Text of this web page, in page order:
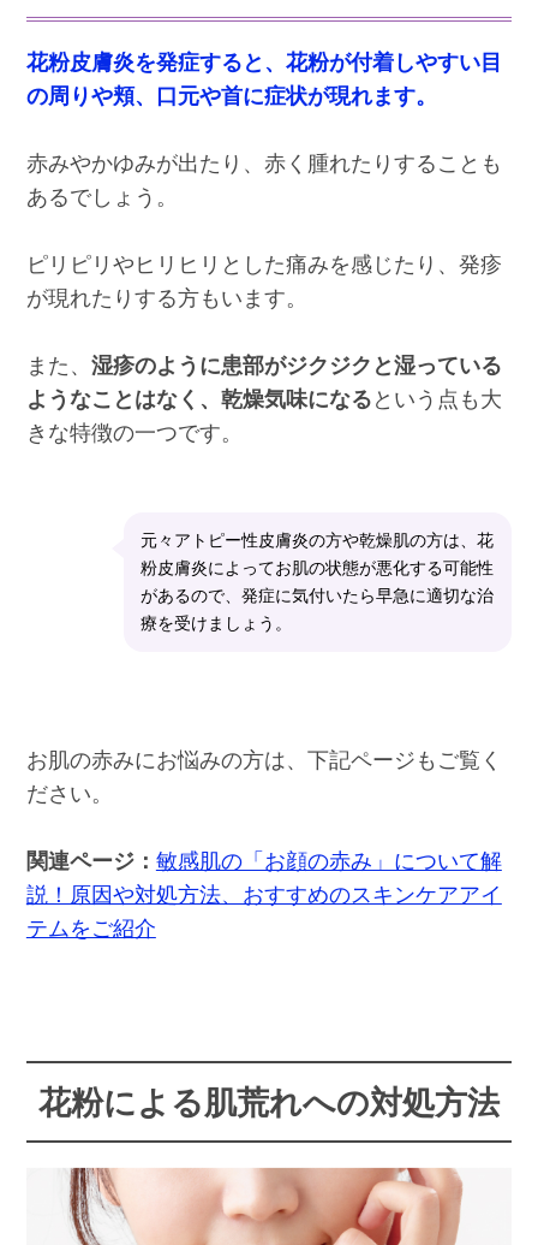
花粉皮膚炎を発症すると、花粉が付着しやすい目
の周りや頬、口元や首に症状が現れます。
赤みやかゆみが出たり、赤く腫れたりすることも
あるでしょう。
ピリピリやヒリヒリとした痛みを感じたり、発疹
が現れたりする方もいます。
また、 湿疹のように患部がジクジクと湿っている
ようなことはなく、乾燥気味になる という点も大
きな特徴の一つです。
元々アトピー性皮膚炎の方や乾燥肌の方は、花
粉皮膚炎によってお肌の状態が悪化する可能性
があるので、発症に気付いたら早急に適切な治
療を受けましょう。
お肌の赤みにお悩みの方は、下記ページもご覧く
ださい。
関連ページ： 敏感肌の「お顔の赤み」について解
説！原因や対処方法、おすすめのスキンケアアイ
テムをご紹介
花粉による肌荒れへの対処方法